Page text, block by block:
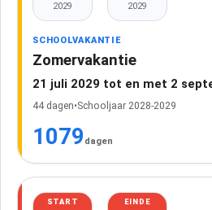
2029 2029
SCHOOLVAKANTIE
Zomervakantie
21 juli 2029 tot en met 2
44 dagen•Schooljaar 2028-2029
1079 dagen
START EINDE